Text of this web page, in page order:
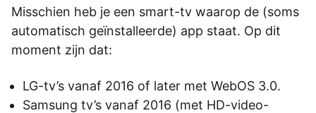
Misschien heb je een smart-tv waarop de (soms
automatisch geïnstalleerde) app staat. Op dit
moment zijn dat:
LG-tv’s vanaf 2016 of later met WebOS 3.0.
Samsung tv’s vanaf 2016 (met HD-video-